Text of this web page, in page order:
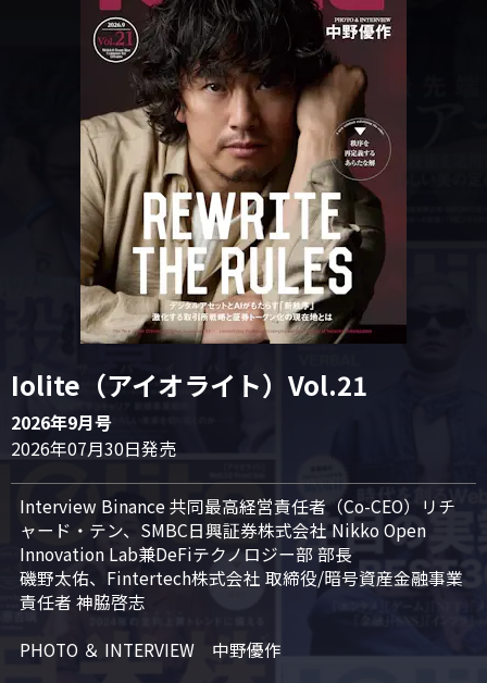
Iolite（アイオライト）Vol.21
2026年9月号
2026年07月30日発売
Interview Binance 共同最高経営責任者（Co-CEO）リチ
ャード・テン、SMBC日興証券株式会社 Nikko Open
Innovation Lab兼DeFiテクノロジー部 部長
磯野太佑、Fintertech株式会社 取締役/暗号資産金融事業
責任者 神脇啓志
PHOTO ＆ INTERVIEW　中野優作